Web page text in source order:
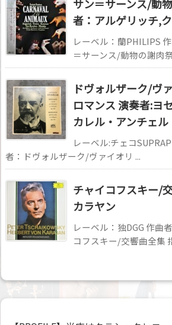
サン＝サーンス/動
者：アルゲリッチ,
レーベル：蘭PHILIPS
＝サーンス/動物の謝肉
ドヴォルザーク/ヴ
ロマンス 演奏者:ヨ
カレル・アンチェル
レーベル:チェコ
者：ドヴォルザーク/ヴァイオリ ...
チャイコフスキー/
カラヤン
レーベル：独DGG 作曲
コフスキー/交響曲全集